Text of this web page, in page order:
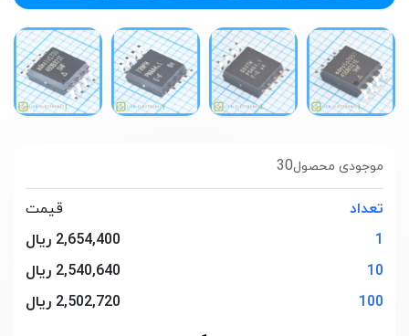
30موجودی محصول
تعداد
قیمت
1
2,654,400 ریال
10
2,540,640 ریال
100
2,502,720 ریال